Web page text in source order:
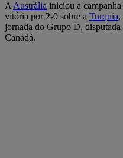
A Austrália iniciou a
vitória por 2-0 sobre a Turquia,
jornada do Grupo D, disputada
Canadá.